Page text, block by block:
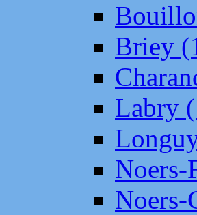
Briey
Labry
Noers-
Noers-